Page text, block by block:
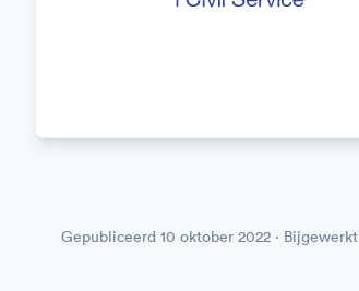
Gepubliceerd 10 oktober 2022 · Bijgewerkt